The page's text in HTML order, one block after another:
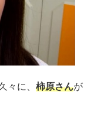
々に、 柿原さんが